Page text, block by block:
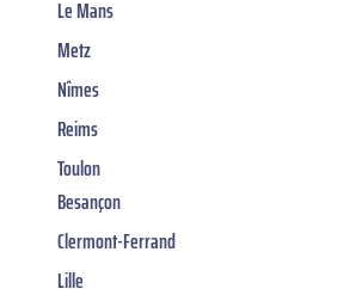
Le Mans
Metz
Nîmes
Reims
Toulon
Besançon
Clermont-Ferrand
Lille